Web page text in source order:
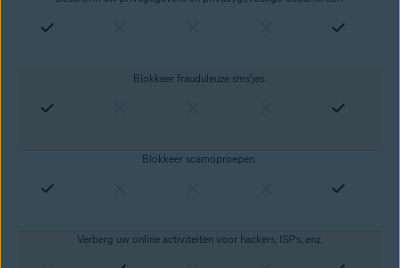
Blokkeer frauduleuze sms'jes.
Blokkeer scamoproepen.
Verberg uw online activiteiten voor hackers, ISP’s, enz.